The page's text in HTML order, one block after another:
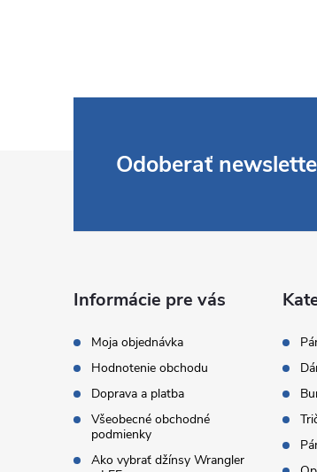
Odoberať
Informácie pre vás
Moja objednávka
Hodnotenie obchodu
Doprava a platba
Všeobecné obchodné
podmienky
Ako vybrať džínsy Wrangler